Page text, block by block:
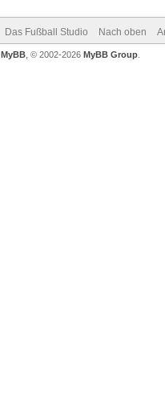
Das Fußball Studio Nach oben
MyBB , © 2002-2026 MyBB Group